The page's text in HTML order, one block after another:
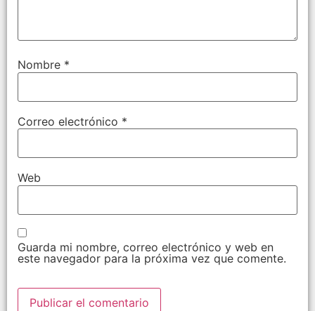
Nombre *
Correo electrónico *
Web
Guarda mi nombre, correo electrónico y web en
este navegador para la próxima vez que comente.